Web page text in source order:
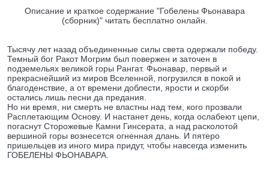
Описание и краткое содержание "Гобелены Фьонавара
(сборник)" читать бесплатно онлайн.
Тысячу лет назад объединенные силы света одержали победу.
Темный бог Ракот Могрим был повержен и заточен в
подземельях великой горы Рангат. Фьонавар, первый и
прекраснейший из миров Вселенной, погрузился в покой и
благоденствие, а от времени доблести, ярости и скорби
остались лишь песни да предания.
Но ни время, ни смерть не властны над тем, кого прозвали
Расплетающим Основу. И настанет день, когда ослабеют цепи,
погаснут Сторожевые Камни Гинсерата, а над расколотой
вершиной горы вознесется огненная длань. И пятеро
пришельцев из иного мира придут, чтобы навсегда изменить
ГОБЕЛЕНЫ ФЬОНАВАРА.